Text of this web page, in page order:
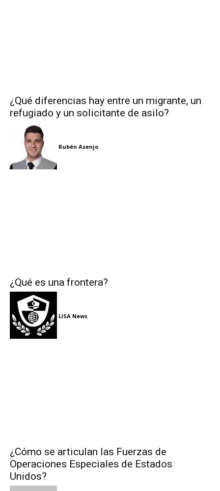
¿Qué diferencias hay entre un migrante, un
refugiado y un solicitante de asilo?
Rubén Asenjo
¿Qué es una frontera?
LISA News
¿Cómo se articulan las Fuerzas de
Operaciones Especiales de Estados
Unidos?